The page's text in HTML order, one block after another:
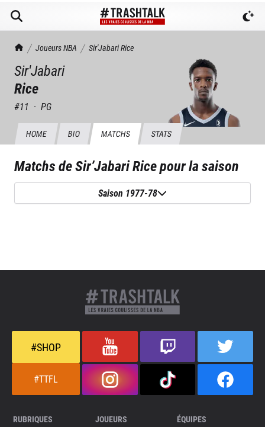
TrashTalk Actu NBA
Joueurs NBA Sir'JabariRice
Sir'Jabari
Rice
#11 · PG
HOME BIO MATCHS STATS
Matchs deSir’Jabari Ricepour la saison
Saison 1977-78
#SHOP
#TTFL
RUBRIQUES
JOUEURS ÉQUIPES